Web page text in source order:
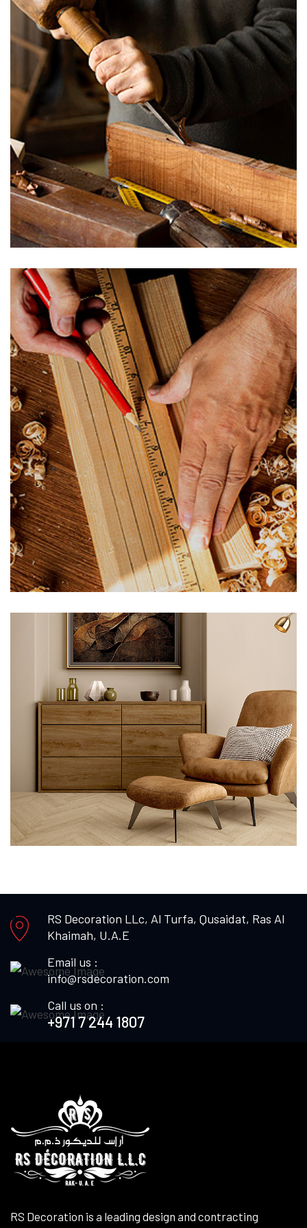
RS Decoration LLc, Al Turfa, Qusaidat, Ras Al
Khaimah, U.A.E
Email us :
info@rsdecoration.com
Call us on :
+971 7 244 1807
RS Decoration is a leading design and contracting